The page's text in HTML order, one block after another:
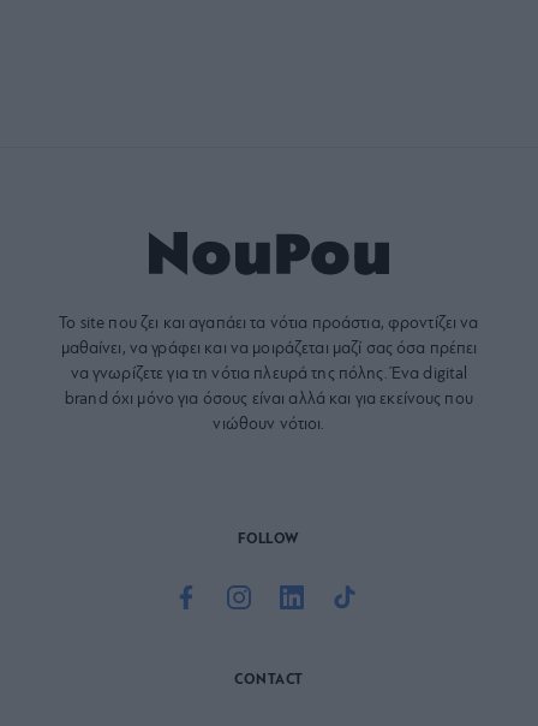
Το site που ζει και αγαπάει τα νότια προάστια, φροντίζει να
μαθαίνει, να γράφει και να μοιράζεται μαζί σας όσα πρέπει
να γνωρίζετε για τη νότια πλευρά της πόλης. Ένα digital
brand όχι μόνο για όσους είναι αλλά και για εκείνους που
νιώθουν νότιοι.
FOLLOW
CONTACT